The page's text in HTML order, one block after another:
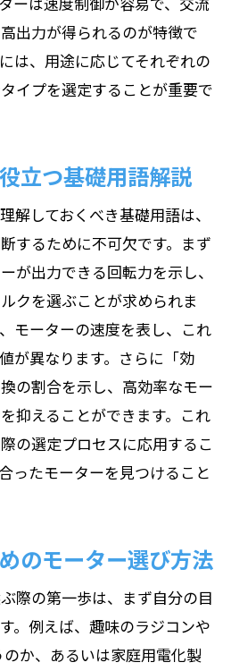
適なモーターの選び方
比較と判断基準
を考えたモーター選定
ーター性能の最適化
流モーターの違いと選び方
の利点と利用シーン
メリットと使用事例
いを理解する
定における注意点
ターの長所と短所
おける直流と交流の選択
ターの特性と初心者が選ぶ
ーターの基本性能
ッピングモーターの仕様
出力が得られるのが特徴で
は、用途に応じてそれぞれの
イプを選定することが重要で
立つ基礎用語解説
解しておくべき基礎用語は、
するために不可欠です。まず
が出力できる回転力を示し、
クを選ぶことが求められま
モーターの速度を表し、これ
が異なります。さらに「効
の割合を示し、高効率なモー
抑えることができます。これ
の選定プロセスに応用するこ
ったモーターを見つけること
のモーター選び方法
際の第一歩は、まず自分の目
。例えば、趣味のラジコンや
のか、あるいは家庭用電化製